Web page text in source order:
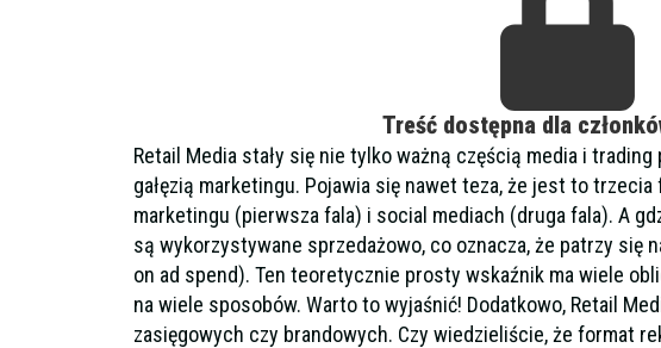
Treść dostępna dla
Retail Media stały się nie tylko ważną częścią media i
gałęzią marketingu. Pojawia się nawet teza, że jest to
marketingu (pierwsza fala) i social mediach (druga fala). A
są wykorzystywane sprzedażowo, co oznacza, że patrzy się
on ad spend). Ten teoretycznie prosty wskaźnik ma wiele
na wiele sposobów. Warto to wyjaśnić! Dodatkowo, Retail
zasięgowych czy brandowych. Czy wiedzieliście, że format